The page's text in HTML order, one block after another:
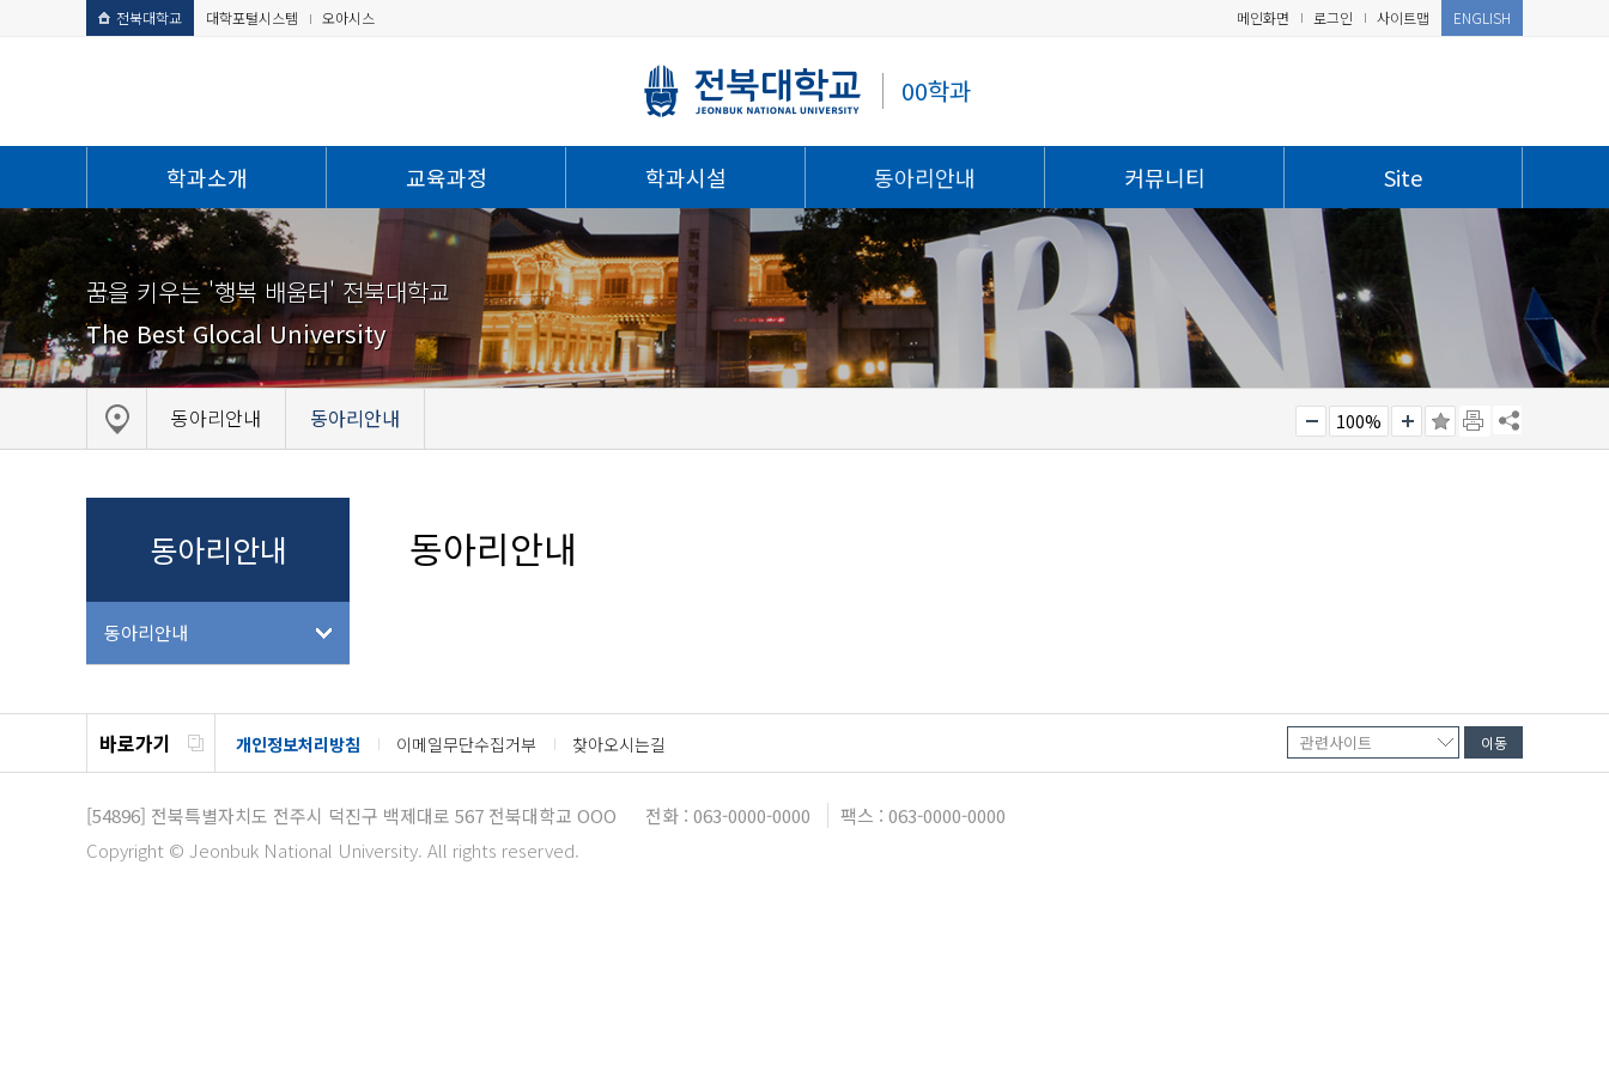
전북대학교 대학포털시스템 오아시스
00학과
메인화면 로그인 사이트맵 ENGLISH
학과소개 교육과정 학과시설 동아리안내 커뮤니티 Site
꿈을 키우는 '행복 배움터' 전북대학교
The Best Glocal University
동아리안내 동아리안내 100%
동아리안내
동아리안내
동아리안내
바로가기 개인정보처리방침 이메일무단수집거부 찾아오시는길
[54896] 전북특별자치도 전주시 덕진구 백제대로 567 전북대학교 OOO 전화 : 063-0000-0000
팩스 : 063-0000-0000
Copyright © Jeonbuk National University. All rights reserved.